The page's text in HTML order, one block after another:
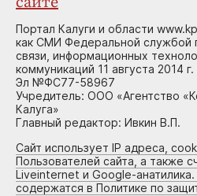
Портал Калуги и области
как СМИ Федеральной службой
связи, информационных
коммуникаций 11 августа 2014
Эл №ФС77-58967
Учредитель: ООО «Агентство
Калуга»
Главный редактор: Ивкин В.П.
Сайт использует IP адреса,
Пользователей сайта, а также
Liveinternet и Google-
содержатся в Политике по